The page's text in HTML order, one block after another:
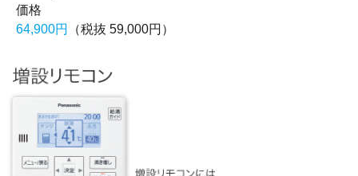
価格
64,900円
（税抜 59,000円）